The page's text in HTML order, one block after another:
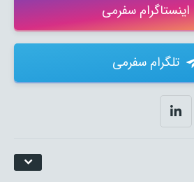
اینستاگرام سفرمی
تلگرام سفرمی